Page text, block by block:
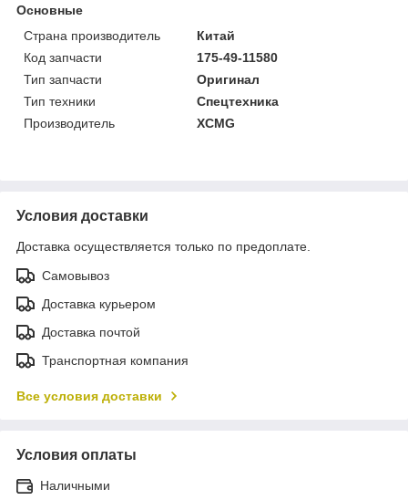
Основные
Страна производитель
Китай
Код запчасти
175-49-11580
Тип запчасти
Оригинал
Тип техники
Спецтехника
Производитель
XCMG
Условия доставки
Доставка осуществляется только по предоплате.
Самовывоз
Доставка курьером
Доставка почтой
Транспортная компания
Все условия доставки
Условия оплаты
Наличными